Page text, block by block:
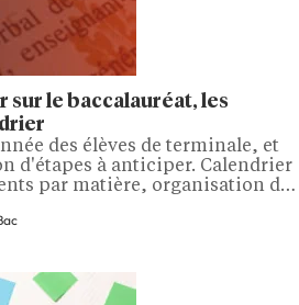
sur le baccalauréat, les
des élèves de terminale, et
d'étapes à anticiper. Calendrier
par matière, organisation des
la nouveauté de la session
de la…